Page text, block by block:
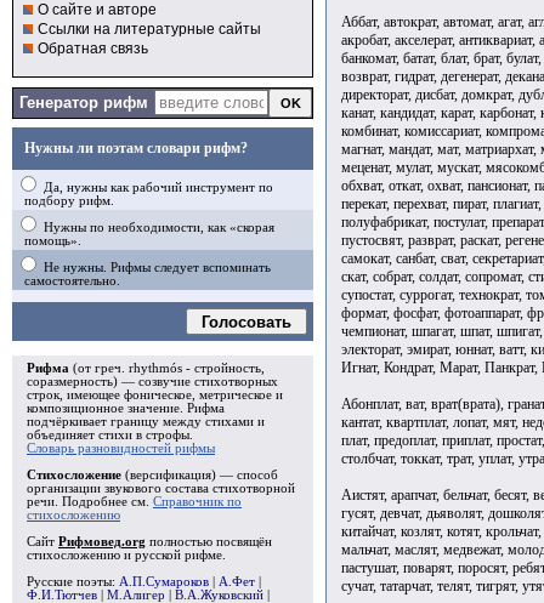
О сайте и авторе
Ссылки на литературные сайты
Обратная связь
Генератор рифм
Нужны ли поэтам словари рифм?
Да, нужны как рабочий инструмент по
подбору рифм.
Нужны по необходимости, как «скорая
помощь».
Не нужны. Рифмы следует вспоминать
самостоятельно.
Голосовать
Рифма (от греч. rhythmós - стройность,
соразмерность) — созвучие стихотворных
строк, имеющее фоническое, метрическое и
композиционное значение. Рифма
подчёркивает границу между стихами и
объединяет стихи в строфы
Словарь разновидностей рифмы
Стихосложение (версификация) — способ
организации звукового состава стихотворной
речи. Подробнее см. Справочник по
стихосложению
Сайт Рифмовед.org полностью посвящён
стихосложению и русской рифме.
Русские поэты: А.П.Сумароков А.Фет
Ф.И.Тютчев
М.Алигер В.А.Жуковский
Аббат, автократ, автомат, агат,
акробат, акселерат, антиквариат,
банкомат, батат, блат, брат,
возврат, гидрат, дегенерат,
директорат, дисбат, домкрат,
канат, кандидат, карат,
комбинат, комиссариат,
магнат, мандат, мат,
меценат, мулат, мускат,
обхват, откат, охват, пансионат,
перекат, перехват, пират,
полуфабрикат, постулат,
пустосвят, разврат, раскат,
самокат, санбат, сват,
скат, собрат, солдат, сопромат,
супостат, суррогат, технократ,
формат, фосфат, фотоаппарат,
чемпионат, шпагат, шпат,
электорат, эмират, юннат, ватт,
Игнат, Кондрат, Марат,
Абонплат, ват, врат(врата),
кантат, квартплат, лопат, мят,
плат, предоплат, приплат,
столбчат, токкат, трат, уплат,
Аистят, арапчат, бельчат, бесят,
гусят, девчат, дьяволят,
китайчат, козлят, котят,
мальчат, маслят, медвежат,
пастушат, поварят, поросят,
сучат, татарчат, телят, тигрят,